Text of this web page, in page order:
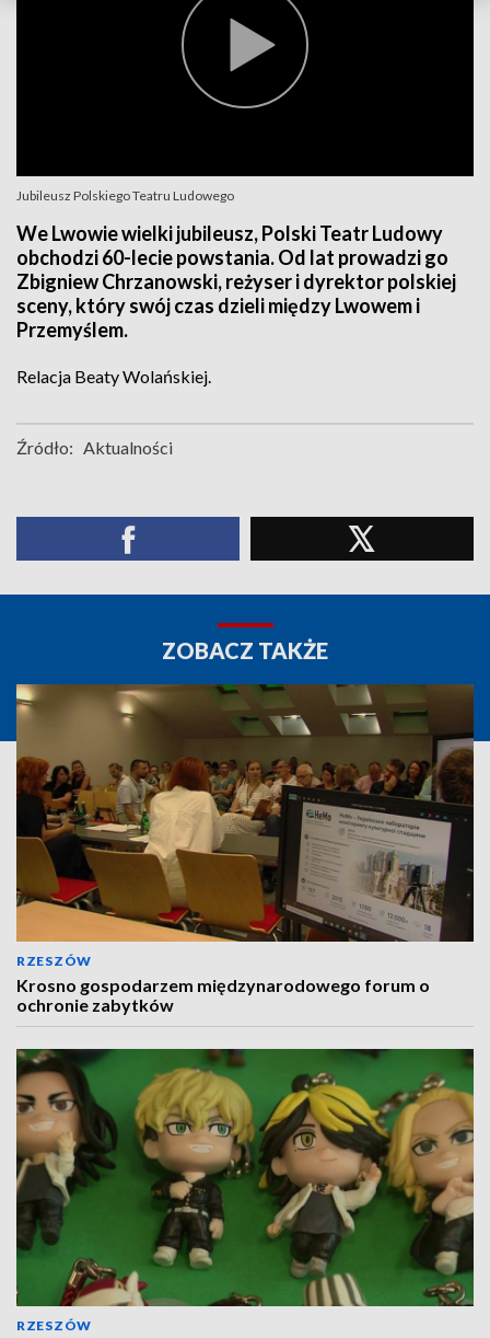
Jubileusz Polskiego Teatru Ludowego
We Lwowie wielki jubileusz, Polski Teatr Ludowy
obchodzi 60-lecie powstania. Od lat prowadzi go
Zbigniew Chrzanowski, reżyser i dyrektor polskiej
sceny, który swój czas dzieli między Lwowem i
Przemyślem.
Relacja Beaty Wolańskiej.
Źródło: Aktualności
ZOBACZ TAKŻE
RZESZÓW
Krosno gospodarzem międzynarodowego forum o
ochronie zabytków
RZESZÓW